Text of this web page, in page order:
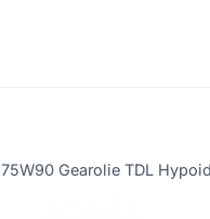
75W90 Gearolie TDL